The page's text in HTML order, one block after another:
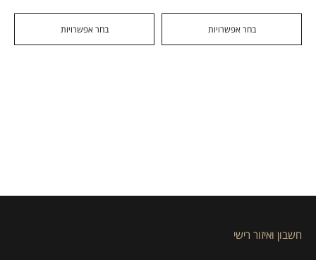
בחר אפשרויות בחר אפשרויות
חשבון ואיזור רישי